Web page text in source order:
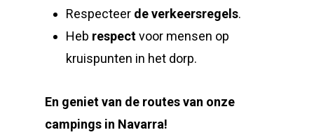
Respecteer de verkeersregels.
Heb respectvoor mensen op
kruispunten in het dorp.
En geniet van de routes van onze
campings in Navarra!